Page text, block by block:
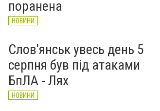
поранена
НОВИНИ
Слов'янськ увесь день 5
серпня був під атаками
БпЛА - Лях
НОВИНИ